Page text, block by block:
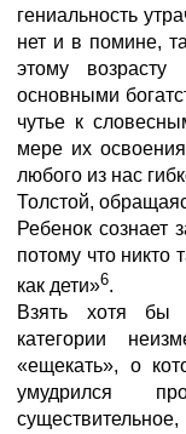
гениальность
нет и в помине,
этому
основными
чутье к
мере их
любого из нас
Толстой,
Ребенок сознает
потому что никто
как дети»6.
Взять хотя бы
категории
«ещекать», о
умудрился